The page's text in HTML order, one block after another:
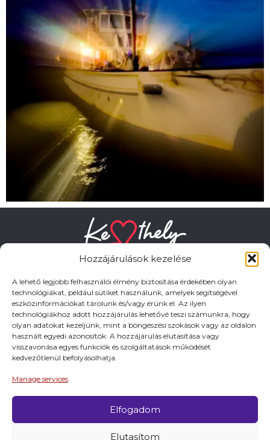
Hozzájárulások kezelése
A lehető legjobb felhasználói élmény biztosítása érdekében olyan
technológiákat, például sütiket használunk, amelyek segítségével
eszközinformációkat tárolunk és/vagy érünk el. Az ilyen
technológiákhoz adott hozzájárulás lehetővé teszi számunkra, hogy
olyan adatokat kezeljünk, mint a böngészési szokások vagy az oldalon
használt egyedi azonosítók. A hozzájárulás elutasítása vagy
visszavonása egyes funkciók és szolgáltatások működését
kedvezőtlenül befolyásolhatja.
Manage services
Elfogadom
Elutasítom
HASZNOS LINKEK
Adatkezelési tájékoztató
Impresszum
© 2026 Minden jog fentartva.